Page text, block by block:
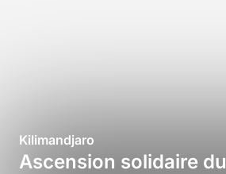
Kilimandjaro
Ascension solidaire du